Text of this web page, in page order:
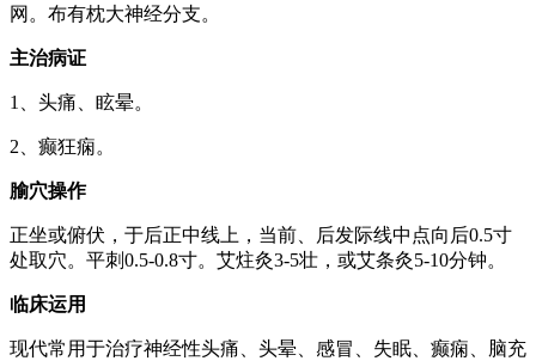
网。布有枕大神经分支。
主治病证
1、头痛、眩晕。
2、癫狂痫。
腧穴操作
正坐或俯伏，于后正中线上，当前、后发际线中点向后0.5寸
处取穴。平刺0.5-0.8寸。艾炷灸3-5壮，或艾条灸5-10分钟。
临床运用
现代常用于治疗神经性头痛、头晕、感冒、失眠、癫痫、脑充